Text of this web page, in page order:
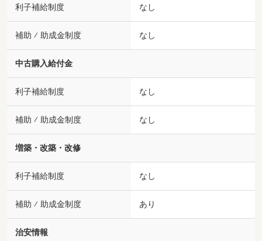
利子補給制度 なし
補助 ⁄ 助成金制度 なし
中古購入給付金
利子補給制度 なし
補助 ⁄ 助成金制度 なし
増築・改築・改修
利子補給制度 なし
補助 ⁄ 助成金制度 あり
治安情報